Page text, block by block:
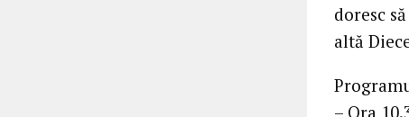
doresc
altă
– Ora